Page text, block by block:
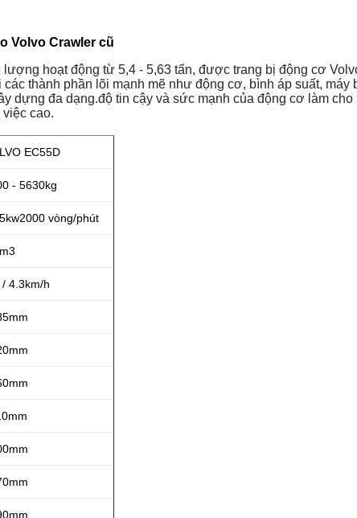
Volvo Crawler cũ
hoạt động từ 5,4 - 5,63 tấn, được trang bị động cơ
thành phần lõi mạnh mẽ như động cơ, bình áp suất, máy
dựng đa dạng.độ tin cậy và sức mạnh của động cơ làm
cao.
EC55D
- 5630kg
kw2000 vòng/phút
/ 4.3km/h